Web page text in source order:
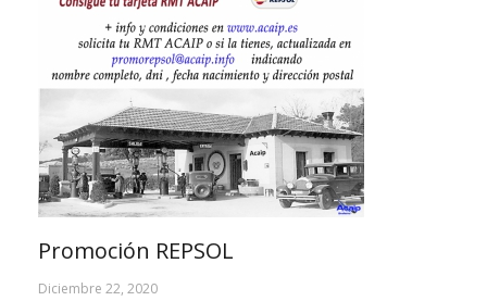
Promoción REPSOL
Diciembre 22, 2020